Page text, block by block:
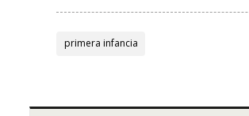
primera infancia